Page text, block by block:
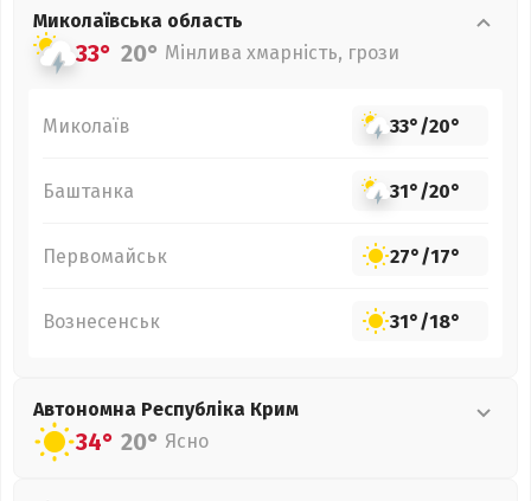
Миколаївська область
33° 20° Мінлива хмарність, грози
Миколаїв 33°/20°
Баштанка 31°/20°
Первомайськ 27°/17°
Вознесенськ 31°/18°
Автономна Республіка Крим
34° 20° Ясно